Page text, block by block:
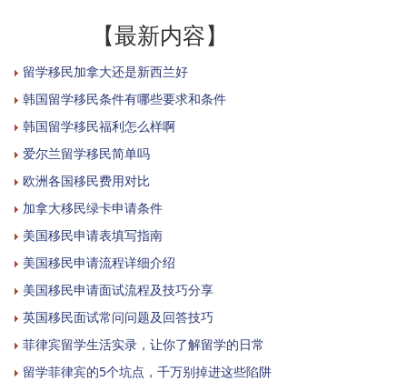
【最新内容】
留学移民加拿大还是新西兰好
韩国留学移民条件有哪些要求和条件
韩国留学移民福利怎么样啊
爱尔兰留学移民简单吗
欧洲各国移民费用对比
加拿大移民绿卡申请条件
美国移民申请表填写指南
美国移民申请流程详细介绍
美国移民申请面试流程及技巧分享
英国移民面试常问问题及回答技巧
菲律宾留学生活实录，让你了解留学的日常
留学菲律宾的5个坑点，千万别掉进这些陷阱